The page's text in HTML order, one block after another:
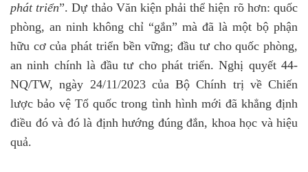
phát triển”. Dự thảo Văn kiện phải thể hiện rõ hơn: quốc
phòng, an ninh không chỉ “gắn” mà đã là một bộ phận
hữu cơ của phát triển bền vững; đầu tư cho quốc phòng,
an ninh chính là đầu tư cho phát triển. Nghị quyết 44-
NQ/TW, ngày 24/11/2023 của Bộ Chính trị về Chiến
lược bảo vệ Tổ quốc trong tình hình mới đã khẳng định
điều đó và đó là định hướng đúng đắn, khoa học và hiệu
quả.